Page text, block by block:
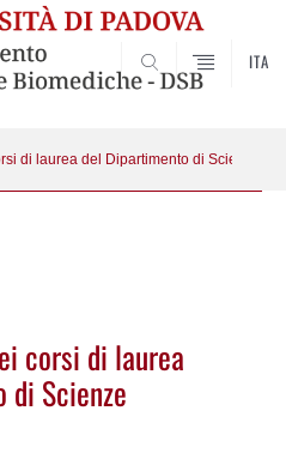
SEARCH
ITA
di laurea del Dipartimento di Scienze
corsi di laurea
di Scienze